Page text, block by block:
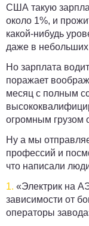
США такую
около 1%, и
какой-нибудь
даже в
Но зарплата
поражает
месяц с полным
огромным грузом
Ну а мы
профессий и
что написали
1. «Электрик на
зависимости от
операторы